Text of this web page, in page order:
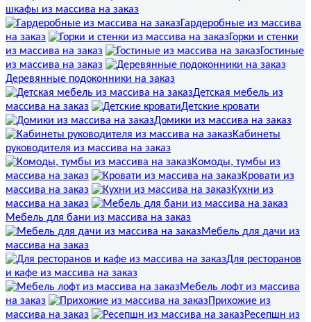
шкафы из массива на заказ
Гардеробные из массива
на заказ
Горки и стенки
из массива на заказ
Гостиные
из массива на заказ
Деревянные подоконники на заказ
Детская мебель из
массива на заказ
Детские кровати
Домики из массива на заказ
Кабинеты
руководителя из массива на заказ
Комоды, тумбы из
массива на заказ
Кровати из
массива на заказ
Кухни из
массива на заказ
Мебель для бани из массива на заказ
Мебель для дачи из
массива на заказ
Для ресторанов
и кафе из массива на заказ
Мебель лофт из массива
на заказ
Прихожие из
массива на заказ
Ресепшн из